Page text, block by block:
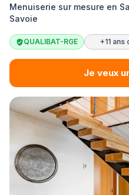
Menuiserie sur mesure en
Savoie
QUALIBAT-RGE +11
Je veux